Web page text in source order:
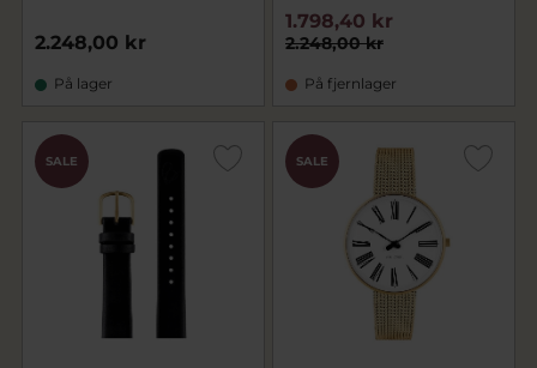
2.248,00 kr
På lager
2.248,00 kr
1.798,40 kr
På fjernlager
SALE SALE